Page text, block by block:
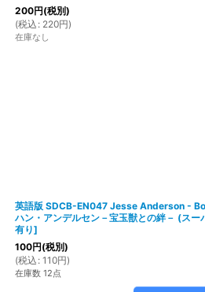
200円(税別)
(税込 : 220円)
在庫なし
英語版 SDCB-EN047 Jesse Anderson -
ハン・アンデルセン－宝玉獣との絆－ (ス
有り]
100円(税別)
(税込 : 110円)
在庫数 12点